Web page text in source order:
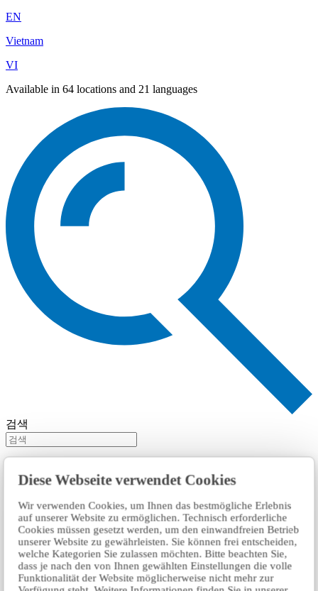
Diese Webseite verwendet Cookies
Wir verwenden Cookies, um Ihnen das bestmögliche Erlebnis
auf unserer Website zu ermöglichen. Technisch erforderliche
Cookies müssen gesetzt werden, um den einwandfreien Betrieb
unserer Website zu gewährleisten. Sie können frei entscheiden,
welche Kategorien Sie zulassen möchten. Bitte beachten Sie,
dass je nach den von Ihnen gewählten Einstellungen die volle
Funktionalität der Website möglicherweise nicht mehr zur
EN
Vietnam
VI
Available in 64 locations and 21 languages
검색